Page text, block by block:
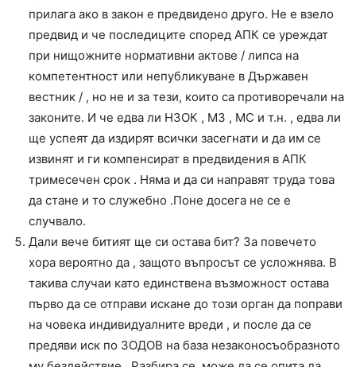
прилага ако в закон е предвидено друго. Не е взело
предвид и че последиците според АПК се уреждат
при нищожните нормативни актове / липса на
компетентност или непубликуване в Държавен
вестник / , но не и за тези, които са противоречали на
законите. И че едва ли НЗОК , МЗ , МС и т.н. , едва ли
ще успеят да издирят всички засегнати и да им се
извинят и ги компенсират в предвидения в АПК
тримесечен срок . Няма и да си направят труда това
да стане и то служебно .Поне досега не се е
случвало.
Дали вече битият ще си остава бит? За повечето
хора вероятно да , защото въпросът се усложнява. В
такива случаи като единствена възможност остава
първо да се отправи искане до този орган да поправи
на човека индивидуалните вреди , и после да се
предяви иск по ЗОДОВ на база незаконосъобразното